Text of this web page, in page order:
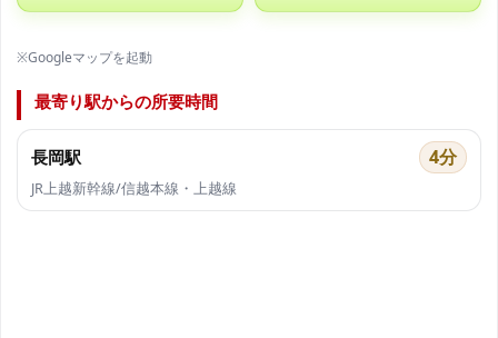
※Googleマップを起動
最寄り駅からの所要時間
長岡駅 4分
JR上越新幹線/信越本線・上越線